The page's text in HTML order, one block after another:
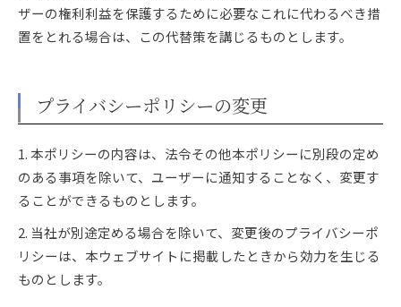
ザーの権利利益を保護するために必要なこれに代わるべき措
置をとれる場合は、この代替策を講じるものとします。
プライバシーポリシーの変更
1. 本ポリシーの内容は、法令その他本ポリシーに別段の定め
のある事項を除いて、ユーザーに通知することなく、変更す
ることができるものとします。
2. 当社が別途定める場合を除いて、変更後のプライバシーポ
リシーは、本ウェブサイトに掲載したときから効力を生じる
ものとします。